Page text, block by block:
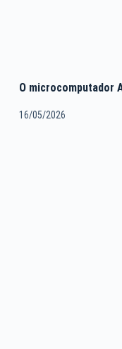
O microcomputador
16/05/2026